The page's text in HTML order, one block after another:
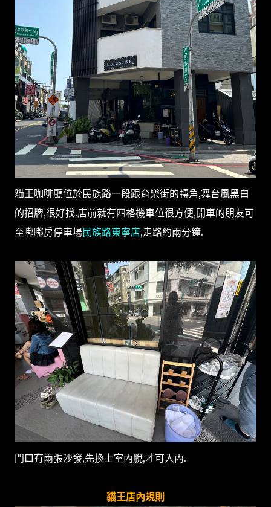
貓王咖啡廳位於民族路一段跟育樂街的轉角,舞台風黑白
的招牌,很好找.店前就有四格機車位很方便,開車的朋友可
至嘟嘟房停車場民族路東寧店,走路約兩分鐘.
門口有兩張沙發,先換上室內脫,才可入內.
貓王店內規則